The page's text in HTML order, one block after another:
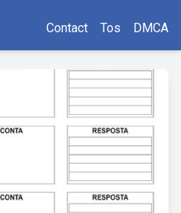
Contact Tos DMCA